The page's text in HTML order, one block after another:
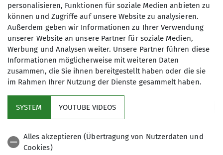
Bergmesse auf der
OST am Samstag,
04.07.2026 ab 11 Uhr
04.07.2026
Hütten
personalisieren, Funktionen für soziale Medien anbieten zu
können und Zugriffe auf unsere Website zu analysieren.
Außerdem geben wir Informationen zu Ihrer Verwendung
unserer Website an unsere Partner für soziale Medien,
Werbung und Analysen weiter. Unsere Partner führen diese
Informationen möglicherweise mit weiteren Daten
zusammen, die Sie ihnen bereitgestellt haben oder die sie
im Rahmen Ihrer Nutzung der Dienste gesammelt haben.
SYSTEM YOUTUBE VIDEOS
Alles akzeptieren (Übertragung von Nutzerdaten und
Cookies)